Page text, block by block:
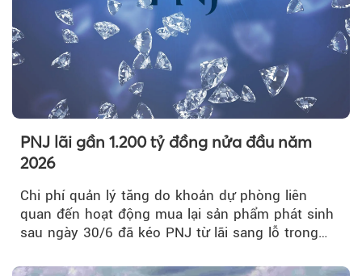
PNJ lãi gần 1.200 tỷ đồng nửa đầu năm
2026
Chi phí quản lý tăng do khoản dự phòng liên
quan đến hoạt động mua lại sản phẩm phát sinh
sau ngày 30/6 đã kéo PNJ từ lãi sang lỗ trong